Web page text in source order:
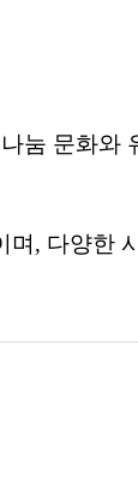
눔 문화와
며 , 다양한